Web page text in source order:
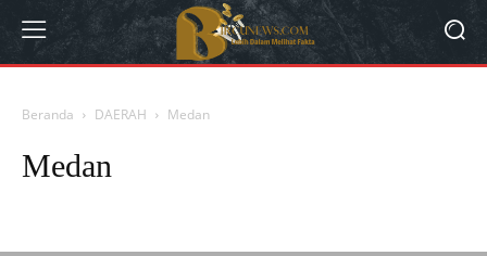
Beranda DAERAH Medan
Medan